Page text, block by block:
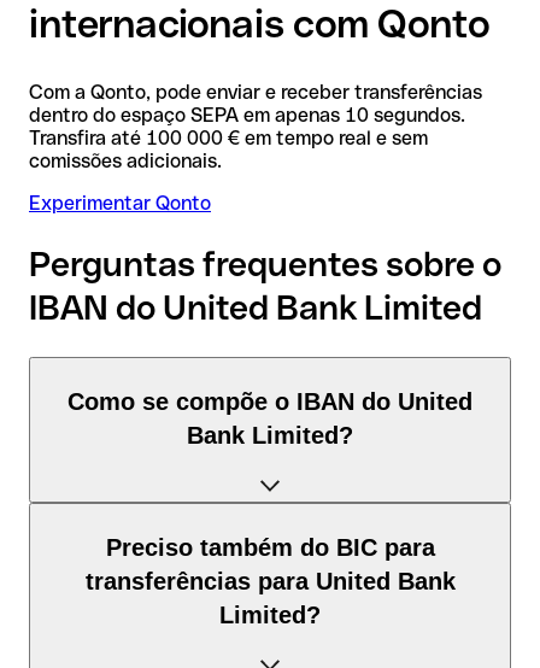
internacionais com Qonto
Com a Qonto, pode enviar e receber transferências
dentro do espaço SEPA em apenas 10 segundos.
Transfira até 100 000 € em tempo real e sem
comissões adicionais.
Experimentar Qonto
Perguntas frequentes sobre o
IBAN do United Bank Limited
Como se compõe o IBAN do United
Bank Limited?
composto por três elementos:
Preciso também do BIC para
transferências para United Bank
Limited?